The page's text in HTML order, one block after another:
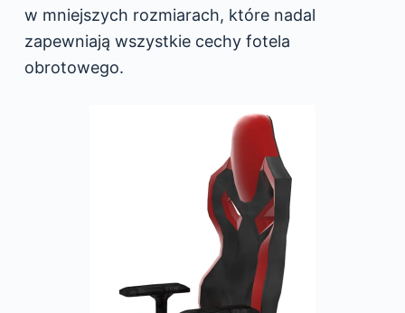
w mniejszych rozmiarach, które nadal
zapewniają wszystkie cechy fotela
obrotowego.